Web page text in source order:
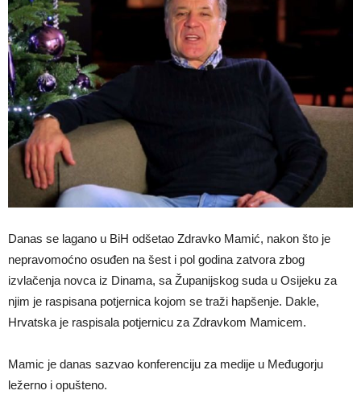
Danas se lagano u BiH odšetao Zdravko Mamić, nakon što je
nepravomoćno osuđen na šest i pol godina zatvora zbog
izvlačenja novca iz Dinama, sa Županijskog suda u Osijeku za
njim je raspisana potjernica kojom se traži hapšenje. Dakle,
Hrvatska je raspisala potjernicu za Zdravkom Mamicem.
Mamic je danas sazvao konferenciju za medije u Međugorju
ležerno i opušteno.